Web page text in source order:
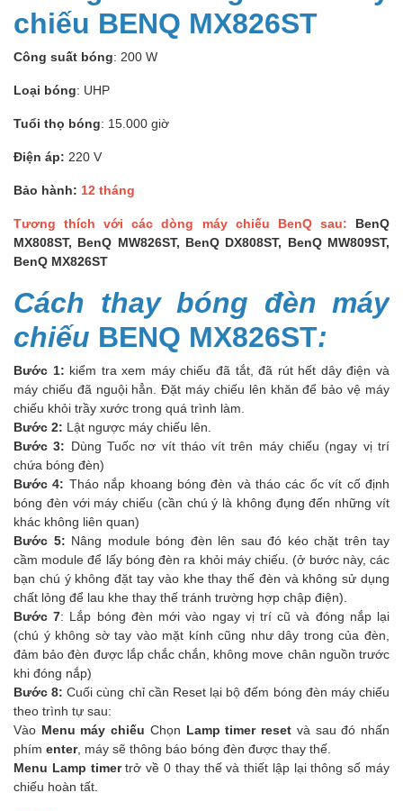
chiếu BENQ MX826ST
Công suất bóng: 200 W
Loại bóng: UHP
Tuổi thọ bóng: 15.000 giờ
Điện áp: 220 V
Bảo hành: 12 tháng
Tương thích với các dòng máy chiếu BenQ sau:
BenQ
MX808ST, BenQ MW826ST, BenQ DX808ST, BenQ MW809ST,
BenQ MX826ST
Cách thay bóng đèn máy
chiếu BENQ MX826ST:
Bước 1: kiểm tra xem máy chiếu đã tắt, đã rút hết dây điện và
máy chiếu đã nguội hẳn. Đặt máy chiếu lên khăn để bảo vệ máy
chiếu khỏi trầy xước trong quá trình làm.
Bước 2: Lật ngược máy chiếu lên.
Bước 3: Dùng Tuốc nơ vít tháo vít trên máy chiếu (ngay vị trí
chứa bóng đèn)
Bước 4: Tháo nắp khoang bóng đèn và tháo các ốc vít cố định
bóng đèn với máy chiếu (cần chú ý là không đụng đến những vít
khác không liên quan)
Bước 5: Nâng module bóng đèn lên sau đó kéo chặt trên tay
cầm module để lấy bóng đèn ra khỏi máy chiếu. (ở bước này, các
bạn chú ý không đặt tay vào khe thay thế đèn và không sử dụng
chất lỏng để lau khe thay thế tránh trường hợp chập điện).
Bước 7: Lắp bóng đèn mới vào ngay vị trí cũ và đóng nắp lại
(chú ý không sờ tay vào mặt kính cũng như dây trong của đèn,
đảm bảo đèn được lắp chắc chắn, không move chân nguồn trước
khi đóng nắp)
Bước 8:Cuối cùng chỉ cần Reset lại bộ đếm bóng đèn máy chiếu
theo trình tự sau:
Vào Menu máy chiếu Chọn Lamp timer reset và sau đó nhấn
phím enter, máy sẽ thông báo bóng đèn được thay thế.
Menu Lamp timertrở về 0 thay thế và thiết lập lại thông số máy
chiếu hoàn tất.